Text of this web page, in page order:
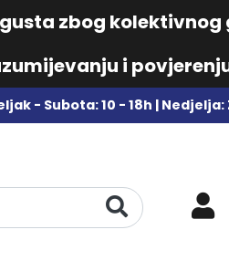
zbog
i
- Subota: 10 - 18h |